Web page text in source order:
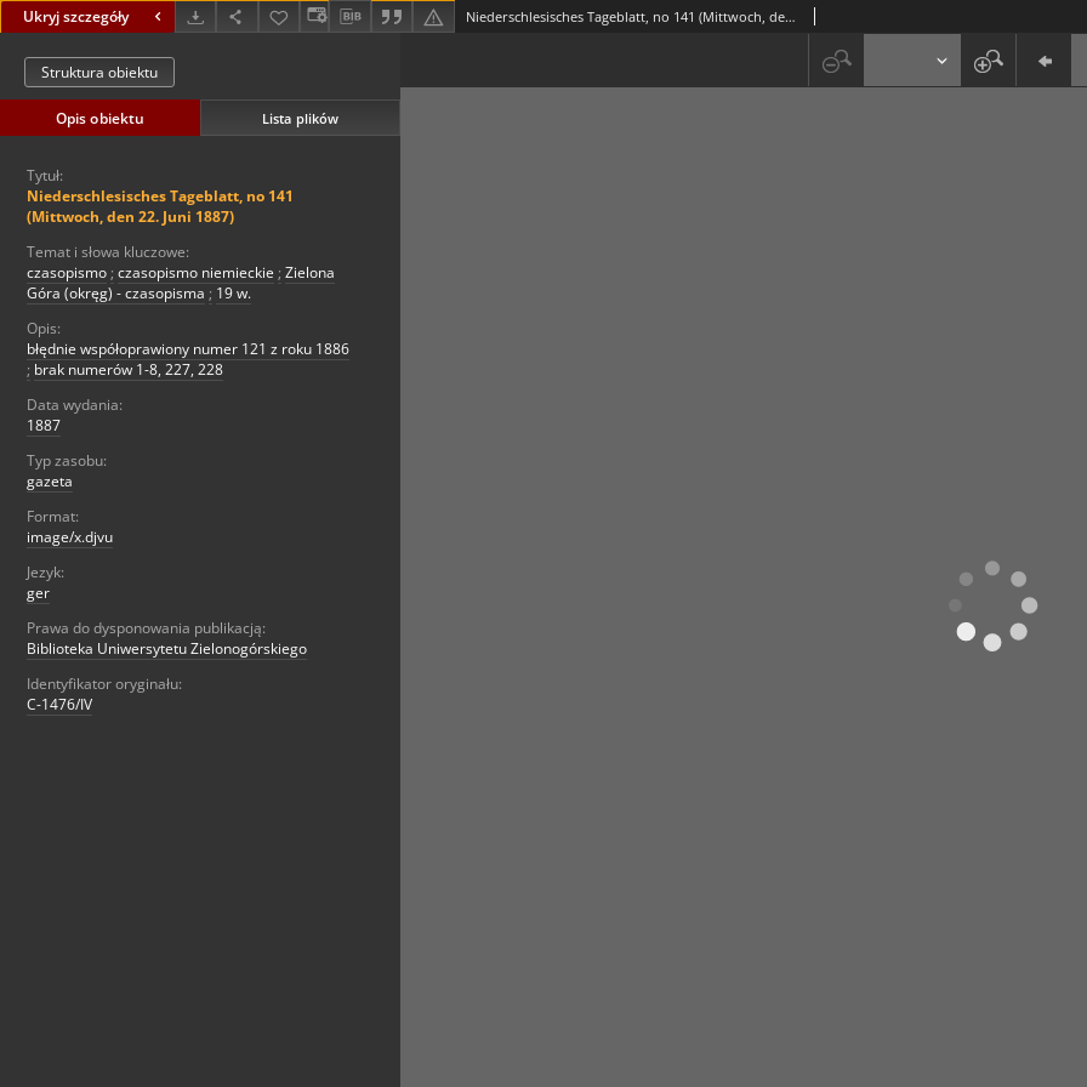
Ukryj szczegóły Niederschlesisches Tageblatt, no 141 (Mittwoch, den 22. Juni 1887)
Struktura obiektu
Opis obiektu Lista plików
Tytuł:
Niederschlesisches Tageblatt, no 141
(Mittwoch, den 22. Juni 1887)
Temat i słowa kluczowe:
czasopismo ; czasopismo niemieckie ; Zielona
Góra (okręg) - czasopisma ; 19 w.
Opis:
błędnie współoprawiony numer 121 z roku 1886
; brak numerów 1-8, 227, 228
Data wydania:
1887
Typ zasobu:
gazeta
Format:
image/x.djvu
Jezyk:
ger
Prawa do dysponowania publikacją:
Biblioteka Uniwersytetu Zielonogórskiego
Identyfikator oryginału:
C-1476/IV